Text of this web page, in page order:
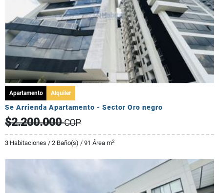
Apartamento Alquiler
Se Arrienda Apartamento - Sector Oro negro
$2.200.000COP
3 Habitaciones / 2 Baño(s) / 91 Área m2